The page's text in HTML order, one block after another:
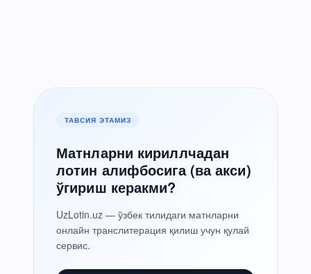
ТАВСИЯ ЭТАМИЗ
Матнларни кириллчадан
лотин алифбосига (ва акси)
ўгириш керакми?
UzLotin.uz — ўзбек тилидаги матнларни
онлайн транслитерация қилиш учун қулай
сервис.